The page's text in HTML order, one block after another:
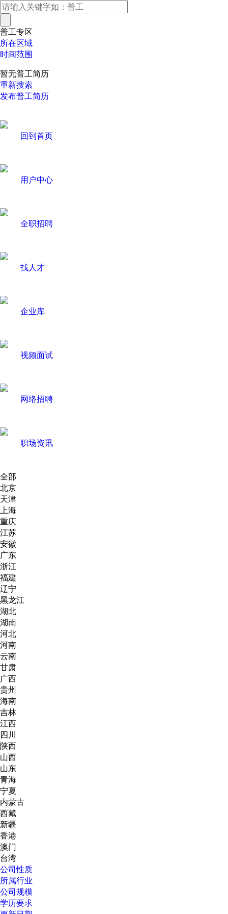
普工专区
所在区域
时间范围
暂无普工简历
重新搜索
发布普工简历
回到首页
用户中心
全职招聘
找人才
企业库
视频面试
网络招聘
职场资讯
全部
北京
天津
上海
重庆
江苏
安徽
广东
浙江
福建
辽宁
黑龙江
湖北
湖南
河北
河南
云南
甘肃
广西
贵州
海南
吉林
江西
四川
陕西
山西
山东
青海
宁夏
内蒙古
西藏
新疆
香港
澳门
台湾
公司性质
所属行业
公司规模
学历要求